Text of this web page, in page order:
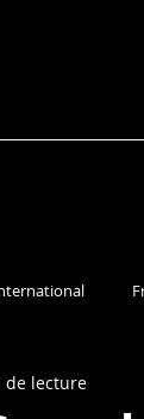
de lecture